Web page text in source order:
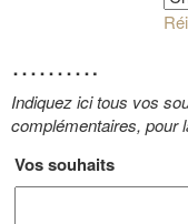
……….
Indiquez ici tous vos
complémentaires, pour
Vos souhaits